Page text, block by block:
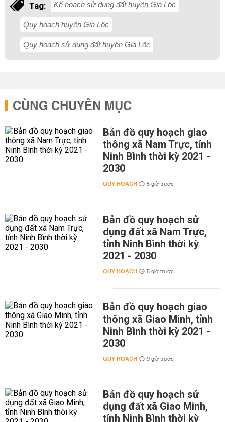
Tag: Kế hoạch sử dụng đất huyện Gia Lộc
Quy hoạch huyện Gia Lộc
Quy hoạch sử dụng đất huyện Gia Lộc
CÙNG CHUYÊN MỤC
Bản đồ quy hoạch giao
thông xã Nam Trực, tỉnh
Ninh Bình thời kỳ 2021 -
2030
QUY HOẠCH 5 giờ trước
Bản đồ quy hoạch sử
dụng đất xã Nam Trực,
tỉnh Ninh Bình thời kỳ
2021 - 2030
QUY HOẠCH 5 giờ trước
Bản đồ quy hoạch giao
thông xã Giao Minh, tỉnh
Ninh Bình thời kỳ 2021 -
2030
QUY HOẠCH 9 giờ trước
Bản đồ quy hoạch sử
dụng đất xã Giao Minh,
tỉnh Ninh Bình thời kỳ